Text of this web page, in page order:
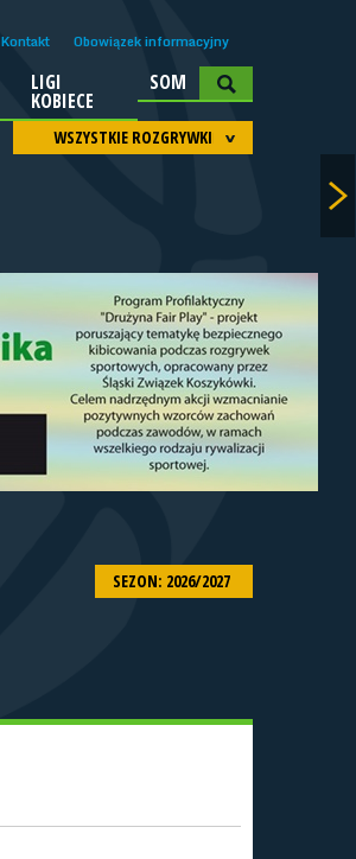
Kontakt Obowiązek informacyjny
LIGI
KOBIECE
SOM
WSZYSTKIE ROZGRYWKI
SEZON: 2026/2027